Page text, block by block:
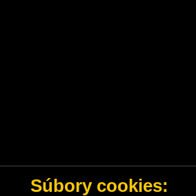
Súbory cookies: